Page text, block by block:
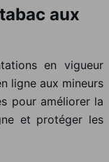
aux
en vigueur
ligne aux mineurs
pour améliorer la
et protéger les